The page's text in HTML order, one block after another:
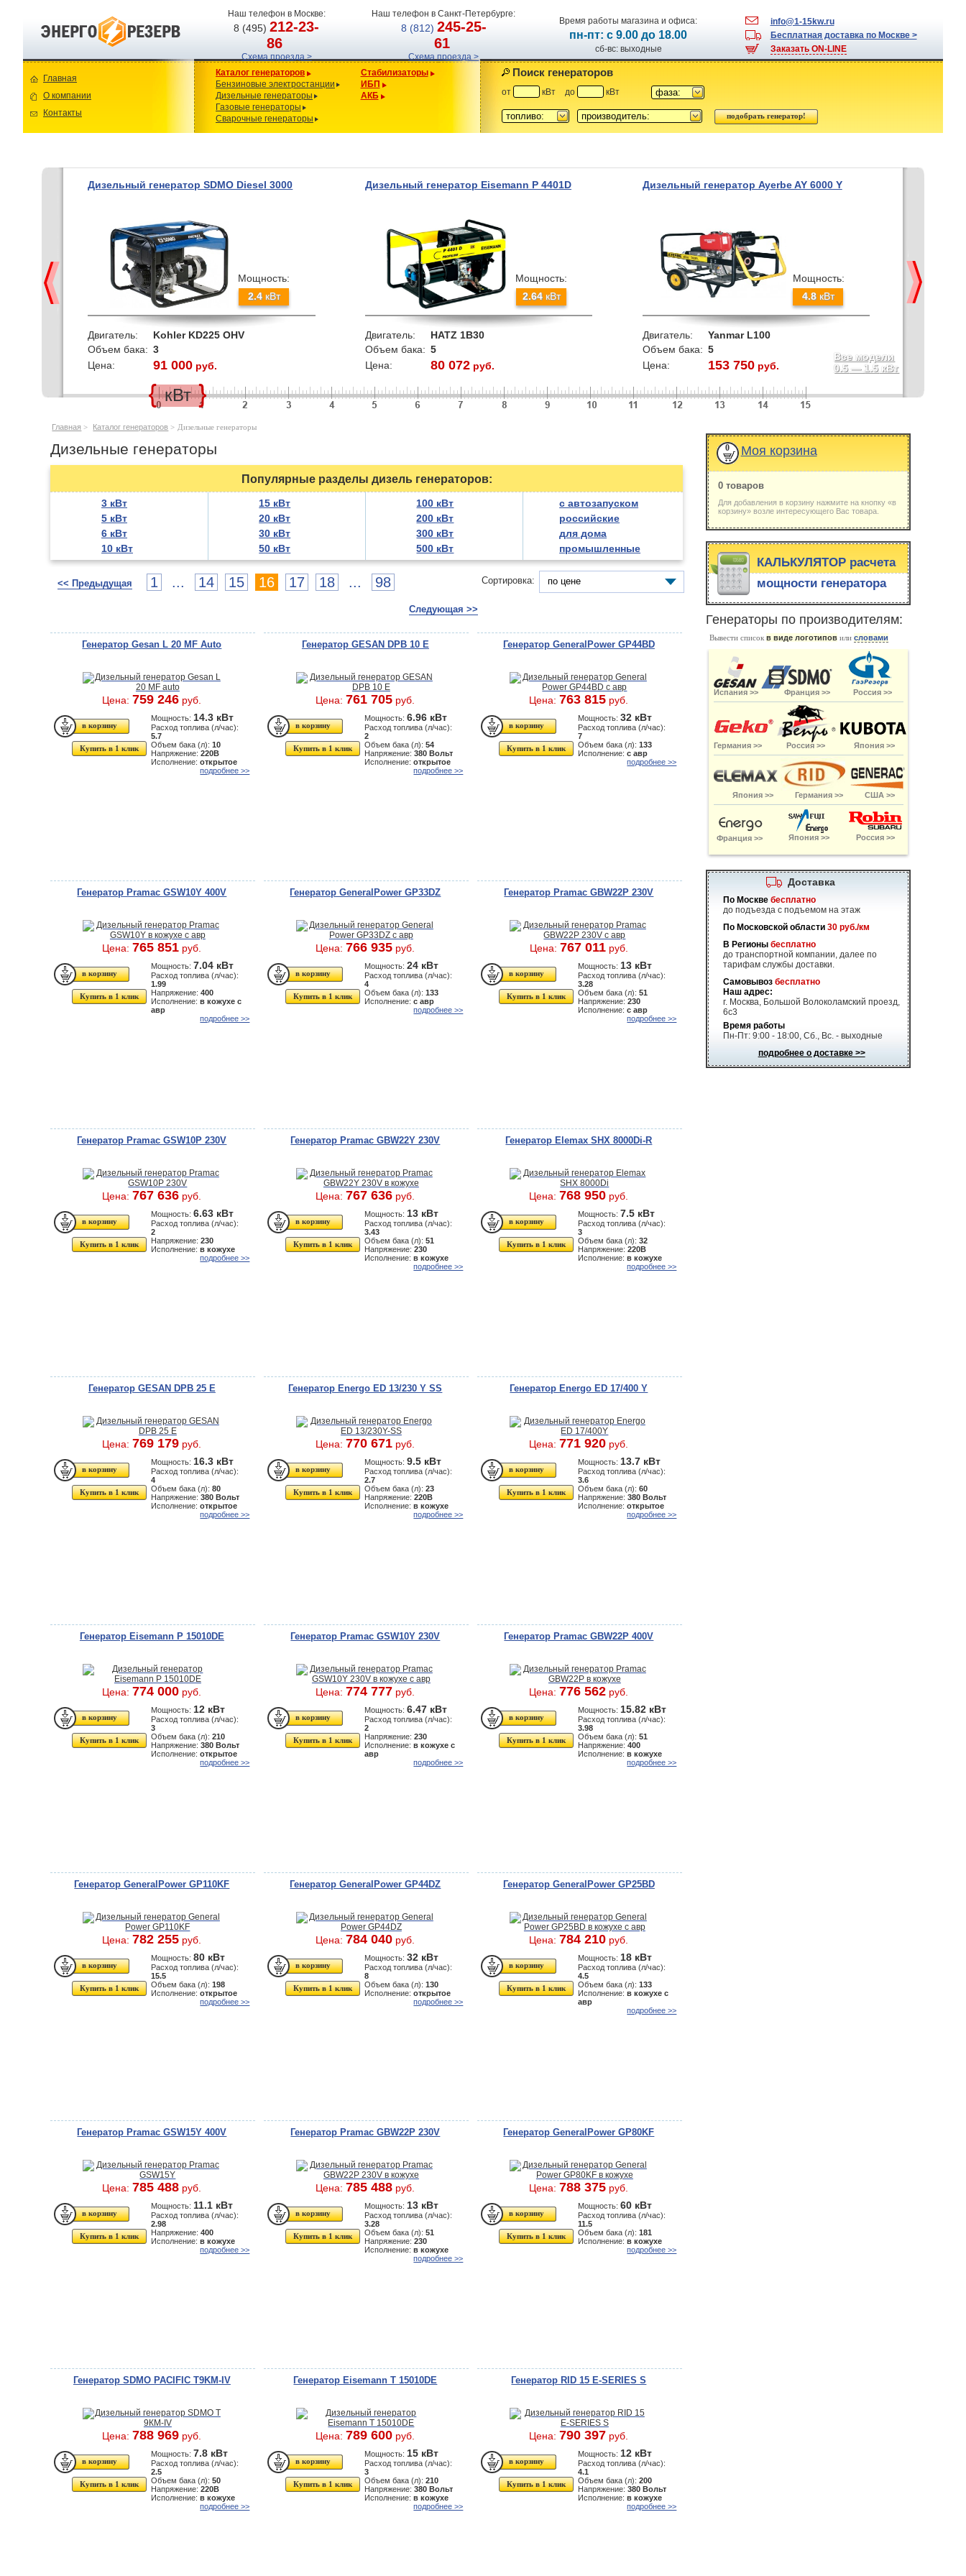
Наш телефон в Москве:
8 (495)212-23-
86
Схема проезда >
Наш телефон в Санкт-Петербурге:
8 (812) 245-25-
61
Схема проезда >
Время работы магазина и офиса:
пн-пт: с 9.00 до 18.00
сб-вс: выходные
info@1-15kw.ru
Бесплатная доставка по Москве >
Заказать ON-LINE
Главная
О компании
Контакты
Каталог генераторов
Бензиновые электростанции
Дизельные генераторы
Газовые генераторы
Сварочные генераторы
Стабилизаторы
ИБП
АКБ
Поиск генераторов
от кВт до кВт фаза:
топливо: производитель:
Все модели
0.5— 1.5кВт
Дизельный генератор SDMO Diesel 3000
Мощность:
2.4кВт
Двигатель:
Kohler KD225 OHV
Объем бака: 3
Цена:
91 000 руб.
Дизельный генератор Eisemann P 4401D
Мощность:
2.64кВт
Двигатель:
HATZ 1B30
Объем бака: 5
Цена:
80 072 руб.
Дизельный генератор Ayerbe AY 6000 Y
Мощность:
4.8кВт
Двигатель:
Yanmar L100
Объем бака: 5
Цена:
153 750руб.
кВт
Главная > Каталог генераторов > Дизельные генераторы
Дизельные генераторы
Популярные разделы дизель генераторов:
3 кВт
5 кВт
6 кВт
10 кВт
15 кВт
20 кВт
30 кВт
50 кВт
100 кВт
200 кВт
300 кВт
500 кВт
с автозапуском
российские
для дома
промышленные
Сортировка: по цене
<< Предыдущая 1 ... 14 15 16 17 18 ... 98
Следующая >>
Генератор Gesan L 20 MF Auto
Цена:759 246 руб.
Купить в 1 клик
Мощность: 14.3 кВт
Расход топлива (л/час):
5.7
Объем бака (л):10
Напряжение:220В
Исполнение:открытое
подробнее >>
Генератор GESAN DPB 10 E
Цена:761 705 руб.
Купить в 1 клик
Мощность:6.96 кВт
Расход топлива (л/час):
2
Объем бака (л):54
Напряжение:380 Вольт
Исполнение:открытое
подробнее >>
Генератор GeneralPower GP44BD
Цена:763 815 руб.
Купить в 1 клик
Мощность:32 кВт
Расход топлива (л/час):
7
Объем бака (л):133
Исполнение:с авр
подробнее >>
Генератор Pramac GSW10Y 400V
Цена:765 851 руб.
Купить в 1 клик
Мощность:7.04 кВт
Расход топлива (л/час):
1.99
Напряжение:400
Исполнение:в кожухе с
авр
подробнее >>
Генератор GeneralPower GP33DZ
Цена:766 935 руб.
Купить в 1 клик
Мощность:24 кВт
Расход топлива (л/час):
4
Объем бака (л):133
Исполнение:с авр
подробнее >>
Генератор Pramac GBW22P 230V
Цена: 767 011руб.
Купить в 1 клик
Мощность: 13 кВт
Расход топлива (л/час):
3.28
Объем бака (л):51
Напряжение:230
Исполнение:с авр
подробнее >>
Генератор Pramac GSW10P 230V
Цена:767 636 руб.
Купить в 1 клик
Мощность:6.63 кВт
Расход топлива (л/час):
2
Напряжение:230
Исполнение:в кожухе
подробнее >>
Генератор Pramac GBW22Y 230V
Цена:767 636 руб.
Купить в 1 клик
Мощность: 13 кВт
Расход топлива (л/час):
3.43
Объем бака (л):51
Напряжение:230
Исполнение:в кожухе
подробнее >>
Генератор Elemax SHX 8000Di-R
Цена:768 950 руб.
Купить в 1 клик
Мощность:7.5 кВт
Расход топлива (л/час):
3
Объем бака (л):32
Напряжение:220В
Исполнение:в кожухе
подробнее >>
Генератор GESAN DPB 25 E
Цена:769 179 руб.
Купить в 1 клик
Мощность: 16.3 кВт
Расход топлива (л/час):
4
Объем бака (л):80
Напряжение:380 Вольт
Исполнение:открытое
подробнее >>
Генератор Energo ED 13/230 Y SS
Цена:770 671 руб.
Купить в 1 клик
Мощность:9.5 кВт
Расход топлива (л/час):
2.7
Объем бака (л):23
Напряжение:220В
Исполнение:в кожухе
подробнее >>
Генератор Energo ED 17/400 Y
Цена:771 920 руб.
Купить в 1 клик
Мощность: 13.7 кВт
Расход топлива (л/час):
3.6
Объем бака (л):60
Напряжение:380 Вольт
Исполнение:открытое
подробнее >>
Генератор Eisemann P 15010DE
Цена:774 000 руб.
Купить в 1 клик
Мощность: 12 кВт
Расход топлива (л/час):
3
Объем бака (л):210
Напряжение:380 Вольт
Исполнение:открытое
подробнее >>
Генератор Pramac GSW10Y 230V
Цена:774 777 руб.
Купить в 1 клик
Мощность:6.47 кВт
Расход топлива (л/час):
2
Напряжение:230
Исполнение:в кожухе с
авр
подробнее >>
Генератор Pramac GBW22P 400V
Цена:776 562 руб.
Купить в 1 клик
Мощность: 15.82 кВт
Расход топлива (л/час):
3.98
Объем бака (л):51
Напряжение:400
Исполнение:в кожухе
подробнее >>
Генератор GeneralPower GP110KF
Цена:782 255 руб.
Купить в 1 клик
Мощность:80 кВт
Расход топлива (л/час):
15.5
Объем бака (л):198
Исполнение:открытое
подробнее >>
Генератор GeneralPower GP44DZ
Цена:784 040 руб.
Купить в 1 клик
Мощность:32 кВт
Расход топлива (л/час):
8
Объем бака (л):130
Исполнение:открытое
подробнее >>
Генератор GeneralPower GP25BD
Цена:784 210 руб.
Купить в 1 клик
Мощность: 18 кВт
Расход топлива (л/час):
4.5
Объем бака (л):133
Исполнение:в кожухе с
авр
подробнее >>
Генератор Pramac GSW15Y 400V
Цена:785 488 руб.
Купить в 1 клик
Мощность: 11.1 кВт
Расход топлива (л/час):
2.98
Напряжение:400
Исполнение:в кожухе
подробнее >>
Генератор Pramac GBW22P 230V
Цена:785 488 руб.
Купить в 1 клик
Мощность: 13 кВт
Расход топлива (л/час):
3.28
Объем бака (л):51
Напряжение:230
Исполнение:в кожухе
подробнее >>
Генератор GeneralPower GP80KF
Цена:788 375 руб.
Купить в 1 клик
Мощность:60 кВт
Расход топлива (л/час):
11.5
Объем бака (л):181
Исполнение:в кожухе
подробнее >>
Генератор SDMO PACIFIC T9KМ-IV
Цена:788 969 руб.
Купить в 1 клик
Мощность:7.8 кВт
Расход топлива (л/час):
2.5
Объем бака (л):50
Напряжение:220В
Исполнение:в кожухе
подробнее >>
Генератор Eisemann T 15010DE
Цена:789 600 руб.
Купить в 1 клик
Мощность: 15 кВт
Расход топлива (л/час):
3
Объем бака (л):210
Напряжение:380 Вольт
Исполнение:в кожухе
подробнее >>
Генератор RID 15 E-SERIES S
Цена:790 397 руб.
Купить в 1 клик
Мощность: 12 кВт
Расход топлива (л/час):
4.1
Объем бака (л):200
Напряжение:380 Вольт
Исполнение:в кожухе
подробнее >>
0 Моя корзина
0 товаров
Для добавления в корзину нажмите на кнопку «в
корзину» возле интересующего Вас товара.
КАЛЬКУЛЯТОР расчета
мощности генератора
Генераторы по производителям:
Вывести список в виде логотиповили словами
Германия >>
Испания >> Франция >>
Германия >> Россия >> Япония >>
Япония >> США >>
Франция >> Япония >> Россия >>
Россия >>
Доставка
По Москве бесплатно
до подъезда с подъемом на этаж
По Московской области 30 руб./км
В Регионы бесплатно
до транспортной компании, далее по
тарифам службы доставки.
Самовывоз бесплатно
Наш адрес:
г. Москва, Большой Волоколамский проезд,
6с3
Время работы
Пн-Пт: 9:00 - 18:00, Сб., Вс. - выходные
подробнее о доставке >>